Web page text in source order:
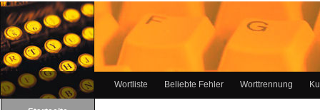
Wortliste Beliebte Fehler Worttrennung